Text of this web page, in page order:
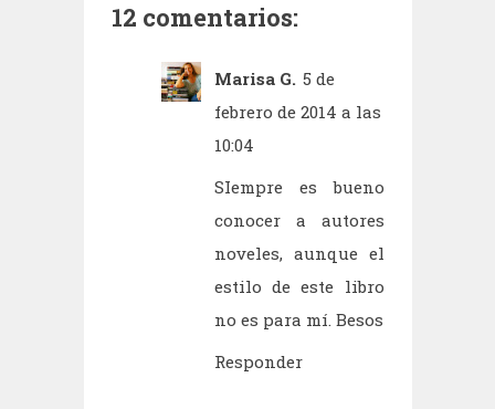
12 comentarios:
Marisa G. 5 de
febrero de 2014 a las
10:04
SIempre es bueno
conocer a autores
noveles, aunque el
estilo de este libro
no es para mí. Besos
Responder